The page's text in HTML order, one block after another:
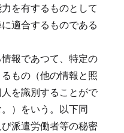
を有するものとして
適合するものである
報であつて、特定の
もの（他の情報と照
を識別することがで
）をいう。以下同
派遣労働者等の秘密